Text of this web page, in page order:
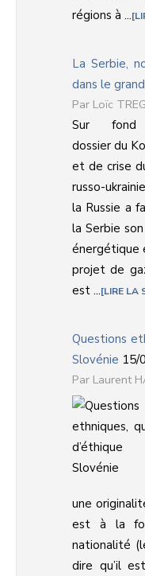
régions à ...
La Serbie,
dans le
Loïc
Sur
dossier du
et de crise
russo-
la Russie a
la Serbie
énergétique
projet de
est ... LIRE LA
Questions
Slovénie 15/
Laurent
une
est à la
nationalité
dire qu’il